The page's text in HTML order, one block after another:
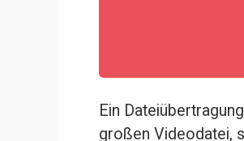
Ein
großen Videodatei,